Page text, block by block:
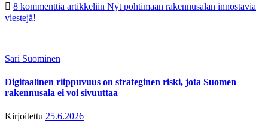
8 kommenttia artikkeliin Nyt pohtimaan rakennusalan innostavia
viestejä!
Sari Suominen
Digitaalinen riippuvuus on strateginen riski, jota Suomen
rakennusala ei voi sivuuttaa
Kirjoitettu 25.6.2026